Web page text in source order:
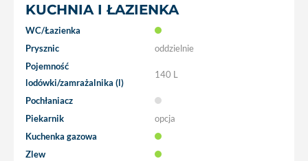
KUCHNIA I ŁAZIENKA
WC/Łazienka
Prysznic
oddzielnie
Pojemność
lodówki/zamrażalnika (l)
140 L
Pochłaniacz
Piekarnik
opcja
Kuchenka gazowa
Zlew